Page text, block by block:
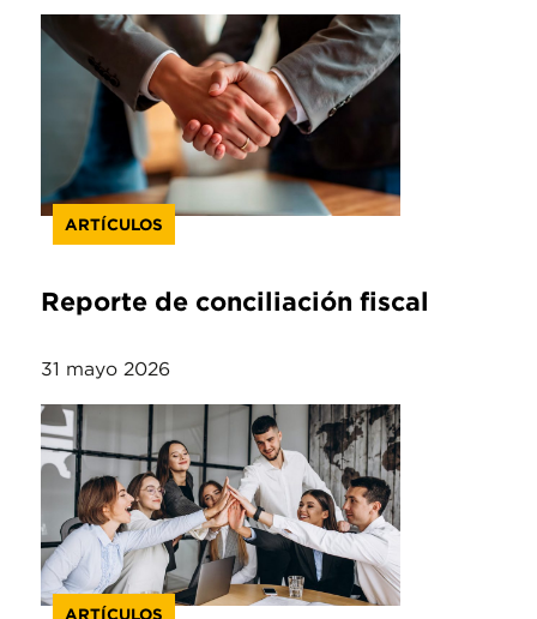
ARTÍCULOS
Reporte de conciliación fiscal
31 mayo 2026
ARTÍCULOS